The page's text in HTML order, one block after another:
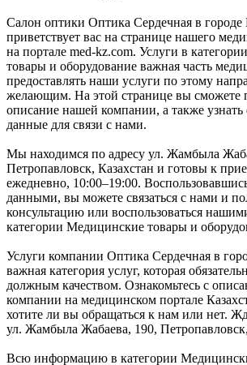
Салон оптики Оптика Сердечная в городе
приветствует вас на странице нашего
на портале med-kz.com. Услуги в
товары и оборудование важная часть
предоставлять наши услуги по этому
желающим. На этой странице вы сможете
описание нашей компании, а также узнать
данные для связи с нами.
Мы находимся по адресу ул. Жамбыла
Петропавловск, Казахстан и готовы к
ежедневно, 10:00–19:00.
данными, вы можете связаться с нами и
консультацию или воспользоваться
категории Медицинские товары и
Услуги компании Оптика Сердечная в
важная категория услуг, которая
должным качеством. Ознакомьтесь с
компании на медицинском портале
хотите ли вы обращаться к нам или нет.
ул. Жамбыла Жабаева, 190,
Всю информацию в категории